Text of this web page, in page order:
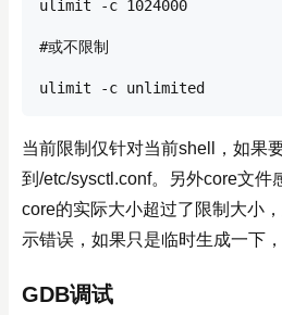
ulimit -c 1024000
#或不限制
ulimit -c unlimited
当前限制仅针对当前shell，如果
到/etc/sysctl.conf。另外core文件
core的实际大小超过了限制大小
示错误，如果只是临时生成一下
GDB调试